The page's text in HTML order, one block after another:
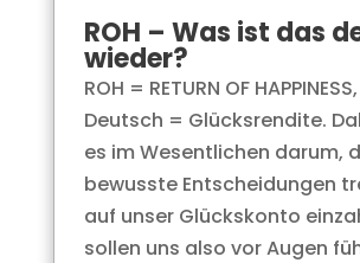
ROH – Was ist das
wieder?
ROH = RETURN OF
Deutsch = Glücksrendite.
es im Wesentlichen darum,
bewusste Entscheidungen
auf unser Glückskonto
sollen uns also vor Augen